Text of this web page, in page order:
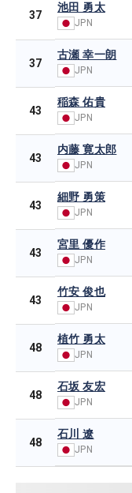
37
池田 勇太
JPN
37
古瀬 幸一朗
JPN
43
稲森 佑貴
JPN
43
内藤 寛太郎
JPN
43
細野 勇策
JPN
43
宮里 優作
JPN
43
竹安 俊也
JPN
48
植竹 勇太
JPN
48
石坂 友宏
JPN
48
石川 遼
JPN